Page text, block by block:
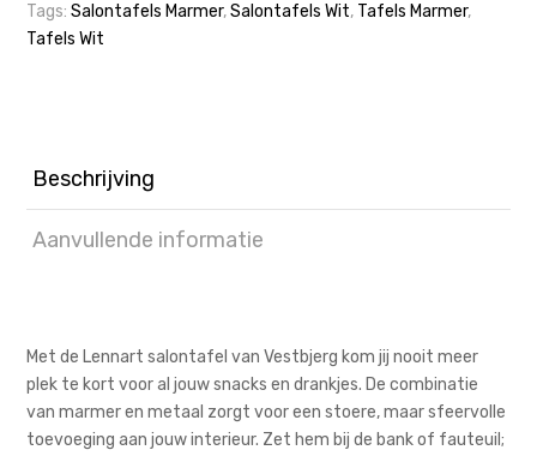
Tags:Salontafels Marmer,Salontafels Wit, Tafels Marmer,
Tafels Wit
Beschrijving
Aanvullende informatie
Met de Lennart salontafel van Vestbjerg kom jij nooit meer
plek te kort voor al jouw snacks en drankjes. De combinatie
van marmer en metaal zorgt voor een stoere, maar sfeervolle
toevoeging aan jouw interieur. Zet hem bij de bank of fauteuil;